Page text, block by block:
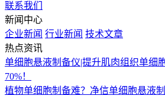
联系我们
新闻中心
企业新闻 行业新闻 技术文章
热点资讯
单细胞悬液制备仪|提升肌肉组织单细
70%！
植物单细胞制备难？净信单细胞悬液